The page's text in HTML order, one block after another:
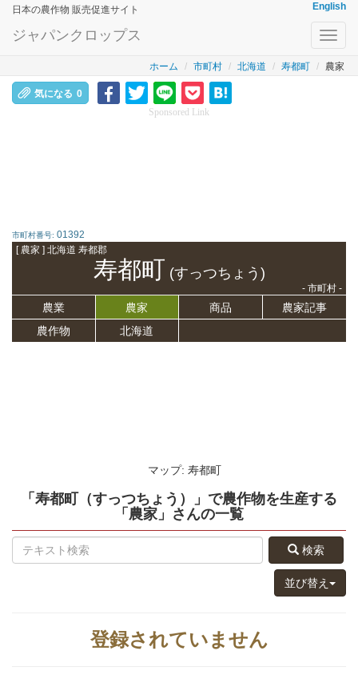
日本の農作物 販売促進サイト English
ジャパンクロップス
ホーム 市町村 北海道 寿都町 農家
気になる 0
Sponsored Link
市町村番号: 01392
[ 農家 ] 北海道 寿都郡
寿都町 (すっつちょう)
- 市町村 -
農業 農家 商品
農家記事
農作物
北海道
マップ: 寿都町
「寿都町（すっつちょう）」 で農作物を生産する
「農家」さんの一覧
検索
並び替え
登録されていません